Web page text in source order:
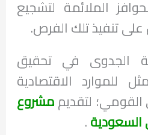
الملائمة لتشجيع
تنفيذ تلك الفرص.
الجدوى في تحقيق
للموارد الاقتصادية
لتقديممشروع
السعودية.